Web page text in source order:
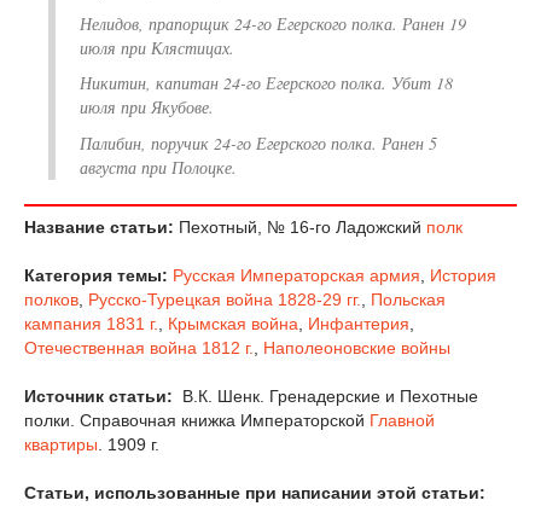
Нелидов, прапорщик 24-го Егерского полка. Ранен 19
июля при Клястицах.
Никитин, капитан 24-го Егерского полка. Убит 18
июля при Якубове.
Палибин, поручик 24-го Егерского полка. Ранен 5
августа при Полоцке.
Название статьи: Пехотный, № 16-го Ладожский полк
Категория темы: Русская Императорская армия, История
полков, Русско-Турецкая война 1828-29 гг., Польская
кампания 1831 г., Крымская война, Инфантерия,
Отечественная война 1812 г., Наполеоновские войны
Источник статьи:
В.К. Шенк. Гренадерские и Пехотные
полки. Справочная книжка Императорской Главной
квартиры. 1909 г.
Статьи, использованные при написании этой статьи: